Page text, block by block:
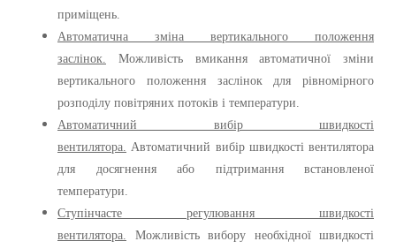
приміщень.
Автоматична зміна вертикального положення
заслінок.
Можливість вмикання автоматичної зміни
вертикального положення заслінок для рівномірного
розподілу повітряних потоків і температури.
Автоматичний вибір швидкості
вентилятора.
Автоматичний вибір швидкості вентилятора
для досягнення або підтримання встановленої
температури.
Ступінчасте регулювання швидкості
вентилятора.
Можливість вибору необхідної швидкості